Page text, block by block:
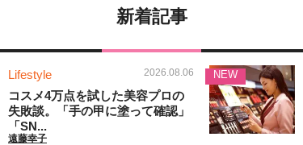
新着記事
Lifestyle 2026.08.06
コスメ4万点を試した美容プロの
失敗談。「手の甲に塗って確認」
「SN...
遠藤幸子
NEW